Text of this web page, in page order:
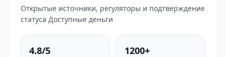
Открытые источники, регуляторы и подтверждение
статуса Доступные деньги
4.8/5 1200+